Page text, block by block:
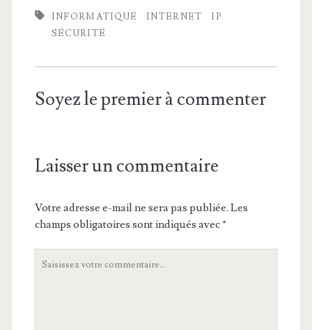
INFORMATIQUE INTERNET
IP
SÉCURITÉ
Soyez le premier à commenter
Laisser un commentaire
Votre adresse e-mail ne sera pas publiée. Les
champs obligatoires sont indiqués avec*